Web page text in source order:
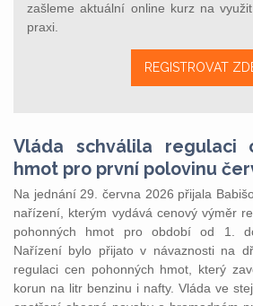
zašleme aktuální online kurz na
praxi.
REGISTROVAT
Vláda schválila regulaci
hmot pro první polovinu
Na jednání 29. června 2026 přijala
nařízení, kterým vydává cenový výměr
pohonných hmot pro období od 1.
Nařízení bylo přijato v návaznosti na
regulaci cen pohonných hmot, který
korun na litr benzinu i nafty. Vláda ve